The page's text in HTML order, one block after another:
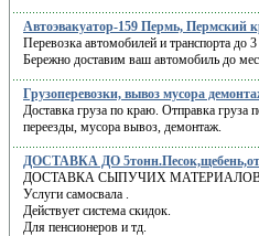
Автоэвакуатор-159 Пермь, Пермский
Перевозка автомобилей и транспорта
Бережно доставим ваш автомобиль до
Грузоперевозки, вывоз мусора
Доставка груза по краю. Отправка груза
переезды, мусора вывоз, демонтаж.
ДОСТАВКА ДО
ДОСТАВКА СЫПУЧИХ МАТЕРИАЛОВ.до
Услуги самосвала .
Действует система скидок.
Для пенсионеров и тд.